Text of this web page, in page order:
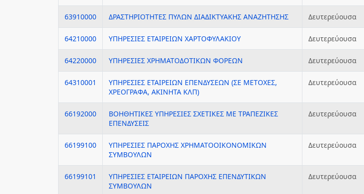
63910000 ΔΡΑΣΤΗΡΙΟΤΗΤΕΣ ΠΥΛΩΝ ΔΙΑΔΙΚΤΥΑΚΗΣ ΑΝΑΖΗΤΗΣΗΣ Δευτερεύουσα
64210000 ΥΠΗΡΕΣΙΕΣ ΕΤΑΙΡΕΙΩΝ ΧΑΡΤΟΦΥΛΑΚΙΟΥ Δευτερεύουσα
64220000 ΥΠΗΡΕΣΙΕΣ ΧΡΗΜΑΤΟΔΟΤΙΚΩΝ ΦΟΡΕΩΝ Δευτερεύουσα
64310001
ΥΠΗΡΕΣΙΕΣ ΕΤΑΙΡΕΙΩΝ ΕΠΕΝΔΥΣΕΩΝ (ΣΕ ΜΕΤΟΧΕΣ,
ΧΡΕΟΓΡΑΦΑ, ΑΚΙΝΗΤΑ ΚΛΠ)
Δευτερεύουσα
66192000
ΒΟΗΘΗΤΙΚΕΣ ΥΠΗΡΕΣΙΕΣ ΣΧΕΤΙΚΕΣ ΜΕ ΤΡΑΠΕΖΙΚΕΣ
ΕΠΕΝΔΥΣΕΙΣ
Δευτερεύουσα
66199100
ΥΠΗΡΕΣΙΕΣ ΠΑΡΟΧΗΣ ΧΡΗΜΑΤΟΟΙΚΟΝΟΜΙΚΩΝ
ΣΥΜΒΟΥΛΩΝ
Δευτερεύουσα
66199101
ΥΠΗΡΕΣΙΕΣ ΕΤΑΙΡΕΙΩΝ ΠΑΡΟΧΗΣ ΕΠΕΝΔΥΤΙΚΩΝ
ΣΥΜΒΟΥΛΩΝ
Δευτερεύουσα